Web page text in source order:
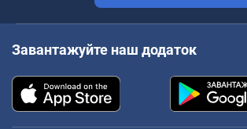
Завантажуйте наш додаток